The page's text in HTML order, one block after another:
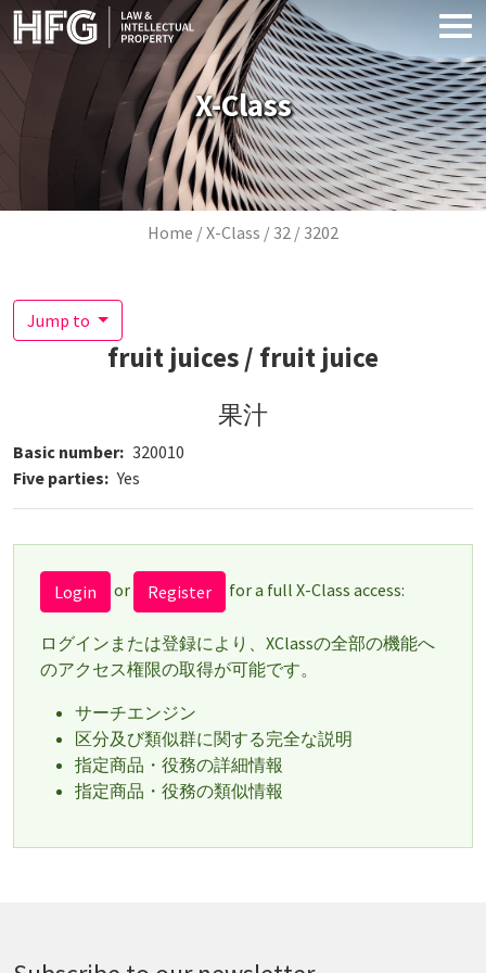
Skip to main content
X-Class
Breadcrumb
Home X-Class 32 3202
Jump to
fruit juices / fruit juice
果汁
Basic number 320010
Five parties
Yes
Login or Register for a full X-Class access:
ログインまたは登録により、XClassの全部の機能へ
のアクセス権限の取得が可能です。
サーチエンジン
区分及び類似群に関する完全な説明
指定商品・役務の詳細情報
指定商品・役務の類似情報